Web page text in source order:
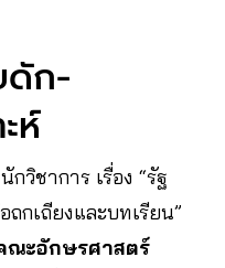
ดัก-
ห์
วิชาการ เรื่อง “รัฐ
กเถียงและบทเรียน”
ณะอักษรศาสตร์